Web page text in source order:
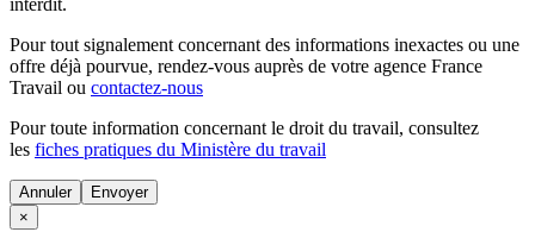
interdit.
Pour tout signalement concernant des informations inexactes ou une
offre déjà pourvue, rendez-vous auprès de votre agence France
Travail ou contactez-nous
Pour toute information concernant le droit du travail, consultez
les fiches pratiques du Ministère du travail
Annuler
×